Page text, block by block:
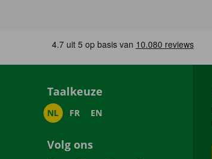
Taalkeuze
NL FR EN
Volg ons